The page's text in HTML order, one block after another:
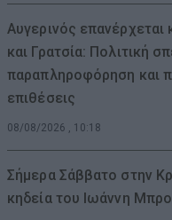
Αυγερινός επανέρχεται
και Γρατσία: Πολιτική
παραπληροφόρηση και
επιθέσεις
08/08/2026 , 10:18
Σήμερα Σάββατο στην
κηδεία του Ιωάννη